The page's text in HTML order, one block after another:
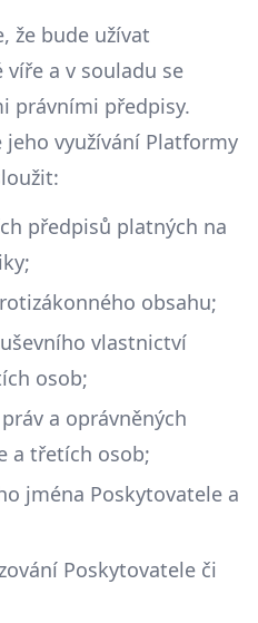
že bude užívat
a v souladu se
právními předpisy.
jeho využívání Platformy
předpisů platných na
obsahu;
vlastnictví
osob;
a oprávněných
a třetích osob;
jména Poskytovatele a
Poskytovatele či